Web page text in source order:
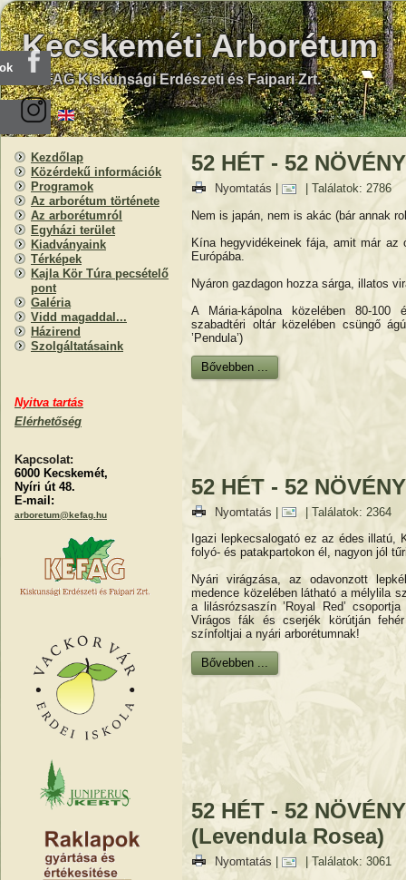
Kecskeméti Arborétum
KEFAG Kiskunsági Erdészeti és Faipari Zrt.
Kezdőlap
Közérdekű információk
Programok
Az arborétum története
Az arborétumról
Egyházi terület
Kiadványaink
Térképek
Kajla Kör Túra pecsételő
pont
Galéria
Vidd magaddal...
Házirend
Szolgáltatásaink
Nyitva tartás
Elérhetőség
Kapcsolat:
6000 Kecskemét,
Nyíri út 48.
E-mail:
arboretum@kefag.hu
52 HÉT - 52
Nyomtatás
| Találatok: 2786
Nem is japán, nem is akác (bár annak
Kína hegyvidékeinek fája, amit már az
Európába.
Nyáron gazdagon hozza sárga, illatos
A Mária-kápolna közelében 80-100
szabadtéri oltár közelében csüngő
’Pendula’)
Bővebben ...
52 HÉT - 52
Nyomtatás |
| Találatok: 2364
Igazi lepkecsalogató ez az édes illatú,
folyó- és patakpartokon él, nagyon jól
Nyári virágzása, az odavonzott
medence közelében látható a mélylila
a lilásrózsaszín ’Royal Red’
Virágos fák és cserjék körútján
színfoltjai a nyári arborétumnak!
Bővebben ...
52 HÉT - 52
(Levendula Rosea)
Nyomtatás
| Találatok: 3061